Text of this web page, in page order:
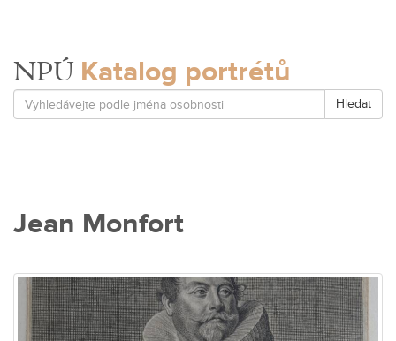
NPÚ Katalog portrétů
Hledat
Jean Monfort